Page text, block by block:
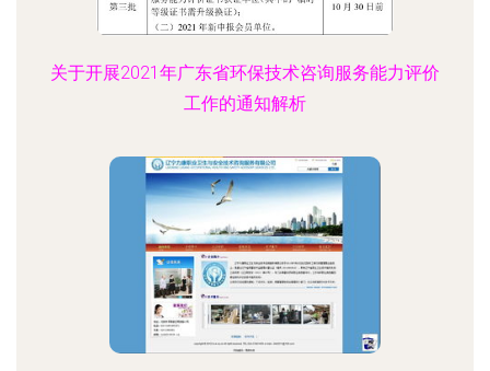
关于开展2021年广东省环保技术咨询服务能力评价
工作的通知解析